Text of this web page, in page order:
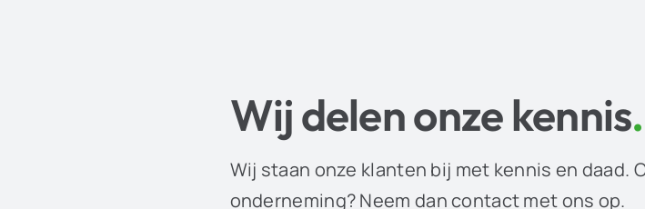
Wij delen onze kennis.
Wij staan onze klanten bij met kennis en daad.
onderneming? Neem dan contact met ons op.